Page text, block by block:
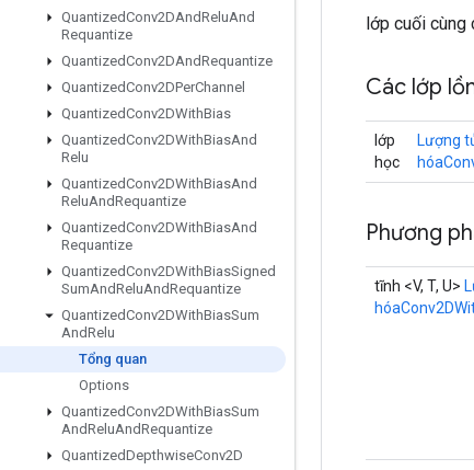
QuantizedConv2DAndReluAnd
Requantize
QuantizedConv2DAndRequantize
QuantizedConv2DPerChannel
QuantizedConv2DWithBias
QuantizedConv2DWithBiasAnd
Relu
QuantizedConv2DWithBiasAnd
ReluAndRequantize
QuantizedConv2DWithBiasAnd
Requantize
QuantizedConv2DWithBiasSigned
SumAndReluAndRequantize
QuantizedConv2DWithBiasSum
AndRelu
Tổng quan
Options
QuantizedConv2DWithBiasSum
AndReluAndRequantize
QuantizedDepthwiseConv2D
lớp cuối cùng
Các lớp
lớp
học
Lượng
Phương
tĩnh <V, T, U>